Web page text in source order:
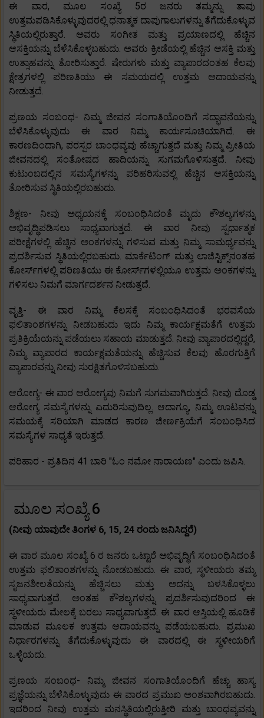
ಈ ವಾರ, ಮೂಲ ಸಂಖ್ಯೆ 5ರ ಜನರು ತಮ್ಮನ್ನು ತಾವು
ಉತ್ತಮಪಡಿಸಿಕೊಳ್ಳುವುದರಲ್ಲಿ ಧನಾತ್ಮಕ ದಾಪುಗಾಲುಗಳನ್ನು ತೆಗೆದುಕೊಳ್ಳುವ
ಸ್ಥಿತಿಯಲ್ಲಿರುತ್ತಾರೆ. ಅವರು ಸಂಗೀತ ಮತ್ತು ಪ್ರಯಾಣದಲ್ಲಿ ಹೆಚ್ಚಿನ
ಆಸಕ್ತಿಯನ್ನು ಬೆಳೆಸಿಕೊಳ್ಳಬಹುದು. ಅವರು ಕ್ರೀಡೆಯಲ್ಲಿ ಹೆಚ್ಚಿನ ಆಸಕ್ತಿ ಮತ್ತು
ಉತ್ಸಾಹವನ್ನು ತೋರಿಸುತ್ತಾರೆ. ಷೇರುಗಳು ಮತ್ತು ವ್ಯಾಪಾರದಂತಹ ಕೆಲವು
ಕ್ಷೇತ್ರಗಳಲ್ಲಿ ಪರಿಣತಿಯು ಈ ಸಮಯದಲ್ಲಿ ಉತ್ತಮ ಆದಾಯವನ್ನು
ನೀಡುತ್ತದೆ.
ಪ್ರಣಯ ಸಂಬಂಧ- ನಿಮ್ಮ ಜೀವನ ಸಂಗಾತಿಯೊಂದಿಗೆ ಸದ್ಭಾವನೆಯನ್ನು
ಬೆಳೆಸಿಕೊಳ್ಳುವುದು ಈ ವಾರ ನಿಮ್ಮ ಕಾರ್ಯಸೂಚಿಯಾಗಿದೆ. ಈ
ಕಾರಣದಿಂದಾಗಿ, ಪರಸ್ಪರ ಬಾಂಧವ್ಯವು ಹೆಚ್ಚಾಗುತ್ತದೆ ಮತ್ತು ನಿಮ್ಮ ಪ್ರೀತಿಯ
ಜೀವನದಲ್ಲಿ ಸಂತೋಷದ ಹಾದಿಯನ್ನು ಸುಗಮಗೊಳಿಸುತ್ತದೆ. ನೀವು
ಕುಟುಂಬದಲ್ಲಿನ ಸಮಸ್ಯೆಗಳನ್ನು ಪರಿಹರಿಸುವಲ್ಲಿ ಹೆಚ್ಚಿನ ಆಸಕ್ತಿಯನ್ನು
ತೋರಿಸುವ ಸ್ಥಿತಿಯಲ್ಲಿರಬಹುದು.
ಶಿಕ್ಷಣ- ನೀವು ಅಧ್ಯಯನಕ್ಕೆ ಸಂಬಂಧಿಸಿದಂತೆ ಮೃದು ಕೌಶಲ್ಯಗಳನ್ನು
ಅಭಿವೃದ್ಧಿಪಡಿಸಲು ಸಾಧ್ಯವಾಗುತ್ತದೆ. ಈ ವಾರ ನೀವು ಸ್ಪರ್ಧಾತ್ಮಕ
ಪರೀಕ್ಷೆಗಳಲ್ಲಿ ಹೆಚ್ಚಿನ ಅಂಕಗಳನ್ನು ಗಳಿಸುವ ಮತ್ತು ನಿಮ್ಮ ಸಾಮರ್ಥ್ಯವನ್ನು
ಪ್ರದರ್ಶಿಸುವ ಸ್ಥಿತಿಯಲ್ಲಿರಬಹುದು. ಮಾರ್ಕೆಟಿಂಗ್ ಮತ್ತು ಲಾಜಿಸ್ಟಿಕ್ಸ್‌ನಂತಹ
ಕೋರ್ಸ್‌ಗಳಲ್ಲಿ ಪರಿಣತಿಯು ಈ ಕೋರ್ಸ್‌ಗಳಲ್ಲಿಯೂ ಉತ್ತಮ ಅಂಕಗಳನ್ನು
ಗಳಿಸಲು ನಿಮಗೆ ಮಾರ್ಗದರ್ಶನ ನೀಡುತ್ತದೆ.
ವೃತ್ತಿ- ಈ ವಾರ ನಿಮ್ಮ ಕೆಲಸಕ್ಕೆ ಸಂಬಂಧಿಸಿದಂತೆ ಭರವಸೆಯ
ಫಲಿತಾಂಶಗಳನ್ನು ನೀಡಬಹುದು ಇದು ನಿಮ್ಮ ಕಾರ್ಯಕ್ಷಮತೆಗೆ ಉತ್ತಮ
ಪ್ರತಿಕ್ರಿಯೆಯನ್ನು ಪಡೆಯಲು ಸಹಾಯ ಮಾಡುತ್ತದೆ. ನೀವು ವ್ಯಾಪಾರದಲ್ಲಿದ್ದರೆ,
ನಿಮ್ಮ ವ್ಯಾಪಾರದ ಕಾರ್ಯಕ್ಷಮತೆಯನ್ನು ಹೆಚ್ಚಿಸುವ ಕೆಲವು ಹೊರಗುತ್ತಿಗೆ
ವ್ಯಾಪಾರವನ್ನು ನೀವು ಸುರಕ್ಷಿತಗೊಳಿಸಬಹುದು.
ಆರೋಗ್ಯ- ಈ ವಾರ ಆರೋಗ್ಯವು ನಿಮಗೆ ಸುಗಮವಾಗಿರುತ್ತದೆ. ನೀವು ದೊಡ್ಡ
ಆರೋಗ್ಯ ಸಮಸ್ಯೆಗಳನ್ನು ಎದುರಿಸುವುದಿಲ್ಲ. ಆದಾಗ್ಯೂ, ನಿಮ್ಮ ಊಟವನ್ನು
ಸಮಯಕ್ಕೆ ಸರಿಯಾಗಿ ಮಾಡದ ಕಾರಣ ಜೀರ್ಣಕ್ರಿಯೆಗೆ ಸಂಬಂಧಿಸಿದ
ಸಮಸ್ಯೆಗಳ ಸಾಧ್ಯತೆ ಇರುತ್ತದೆ.
ಪರಿಹಾರ - ಪ್ರತಿದಿನ 41 ಬಾರಿ "ಓಂ ನಮೋ ನಾರಾಯಣ" ಎಂದು ಜಪಿಸಿ.
ಮೂಲ ಸಂಖ್ಯೆ 6
(ನೀವು ಯಾವುದೇ ತಿಂಗಳ 6, 15, 24 ರಂದು ಜನಿಸಿದ್ದರೆ)
ಈ ವಾರ ಮೂಲ ಸಂಖ್ಯೆ 6 ರ ಜನರು ಒಟ್ಟಾರೆ ಅಭಿವೃದ್ಧಿಗೆ ಸಂಬಂಧಿಸಿದಂತೆ
ಉತ್ತಮ ಫಲಿತಾಂಶಗಳನ್ನು ನೋಡಬಹುದು. ಈ ವಾರ, ಸ್ಥಳೀಯರು ತಮ್ಮ
ಸೃಜನಶೀಲತೆಯನ್ನು ಹೆಚ್ಚಿಸಲು ಮತ್ತು ಅದನ್ನು ಬಳಸಿಕೊಳ್ಳಲು
ಸಾಧ್ಯವಾಗುತ್ತದೆ. ಅಂತಹ ಕೌಶಲ್ಯಗಳನ್ನು ಪ್ರದರ್ಶಿಸುವುದರಿಂದ ಈ
ಸ್ಥಳೀಯರು ಮೇಲಕ್ಕೆ ಬರಲು ಸಾಧ್ಯವಾಗುತ್ತದೆ. ಈ ವಾರ ಆಸ್ತಿಯಲ್ಲಿ ಹೂಡಿಕೆ
ಮಾಡುವ ಮೂಲಕ ಉತ್ತಮ ಆದಾಯವನ್ನು ಪಡೆಯಬಹುದು. ಪ್ರಮುಖ
ನಿರ್ಧಾರಗಳನ್ನು ತೆಗೆದುಕೊಳ್ಳುವುದು ಈ ವಾರದಲ್ಲಿ ಈ ಸ್ಥಳೀಯರಿಗೆ
ಒಳ್ಳೆಯದು.
ಪ್ರಣಯ ಸಂಬಂಧ- ನಿಮ್ಮ ಜೀವನ ಸಂಗಾತಿಯೊಂದಿಗೆ ಹೆಚ್ಚು ಹಾಸ್ಯ
ಪ್ರಜ್ಞೆಯನ್ನು ಬೆಳೆಸಿಕೊಳ್ಳುವುದು ಈ ವಾರದ ಪ್ರಮುಖ ಅಂಶವಾಗಿರಬಹುದು.
ಇದರಿಂದ ನೀವು ಉತ್ತಮ ಮನಸ್ಥಿತಿಯಲ್ಲಿರುತ್ತೀರಿ ಮತ್ತು ಬಾಂಧವ್ಯವನ್ನು